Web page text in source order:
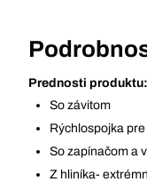
Prednosti produktu:
So závitom
Rýchlospojka
So zapínačom a
Z hliníka-